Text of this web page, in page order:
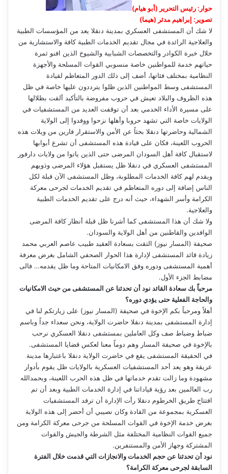
حوار: رئيس التحرير (أبو هيام)
تصوير: إبراهيم مدثر (هيما)
لا شك أن المستشفى العسكري بمدينة دنقلا يعد من المؤسسات الطبية
والعلاجية الرائدة في مجال تقديم الخدمات الطبية كافة والاستشارية من
خلال خبرة الكوادر والتخصصات الشبابية والشيوخ الذين افنو ثمرة
حياتهم خدمة للمواطنين خاصة منسوبي القوات المسلحة والأجهزة
النظامية بمختلف فئاتها، أضف إلى ذلك الدور المتعاظم لقيادة
المستشفى وسط المواطنين الذين ظلوا يترددون عليها خاصة في ظل
هذه الظروف والبلاد تعيش في حروب مفروضة بالتأكيد ألقت بظلالها
على مسيرة الأداء الخدمي بعد أن توقفت العديد من المستشفيات في
الولايات خاصة التي تشهد حروبا وأهلها نزحوا ووفدوا إلى الولاية
الشمالية وحاضرتها دنقلا بحثاً عن الأمن والاستقرار فارين من ويلات هذه
الحروب اللعينة، فكان على قيادة هذه المستشفى أن تشرع أبوابها
لاستقبال كافة أهل السودان المرضى حتى الذين ياتوا من ولايات دارفور
المستشفى العسكري في دنقلا ظل يستقبل هؤلاء المرضى وذويهم
ويقدم لهم كافة الخدمات المطلوبة، وظل المستشفى الآن قبلة لكل
الناس إضافة إلى دوره المتعاظم في تقديم الخدمات لجرحى معركة
الكرامة وأسر الشهداء، حيث أنه درج على تقديم الخدمات الطبية
والعلاجية.
ولا شك أن هذا المستشفى كما أشرنا ظل قبلة أنظار كافة المرضى
الوافدين والقاطنين من أهل الولاية والسودان.
صحيفة (المسار نيوز) التقت بسعادة العقيد طبيب عاصم العربي محمد
زيادة قائد المستشفى لإدارة هذا الحوار الصحفي الشامل بغرض معرفة
أهمية المستشفى ودوره وفق الامكانيات المتاحة وما ظل يقدمه… فالى
مضابط الجزء الأول.
مرحباً بك سعادة القائد نود أن تحدثنا عن المستشفى من حيث الامكانيات
والحاجة الفعلية حتى يؤدي دوره؟
أهلاً ومرحباً بكم الإخوة في صحيفة (المسار نيوز) على زيارتكم لنا في
إدارة المستشفى بمدينة دنقلا حاضرت الولاية، ونحن سعداء جداً وباسم
ضباط وضباط صف وكل العاملين بمستشفى دنقلا العسكري نرحب
بالإخوة في صحيفة المسار وهم دوماً معنا لعكس قضايا المستشفى.
في الحقيقة المستشفى يقع في حاضرت الولاية دنقلا باعتبارها مدينة
عريقة وهو يعد أحد المستشفيات العسكرية بالولايات ظل يقوم بأدوار
مشهودة وما زالت تقدم خدماتها في ظل هذه الحرب اللعينة، وبحمدالله
رب العالمين بعد رؤية قياداتنا في إدارة الخدمات الطبية وبعد أن تم
افتتاح طريق الخرطوم دنقلا رأت الإدارة أن ترفد المستشفيات
العسكرية بمجموعة من القادة وكان نصيبي أن أحضر إلى هذه الولاية
بغرض خدمة الإخوة في القوات المسلحة من جرحى معركة الكرامة ومن
جميع القوات النظامية المختلفة مثل الشرطة والجيش والقوات
المشتركة وجهاز الأمن والمستنفرين.
نود أن تحدثنا عن حجم الخدمات والانجازات التي قدمت خلال الفترة
السابقة لجرحى معركة الكرامة؟